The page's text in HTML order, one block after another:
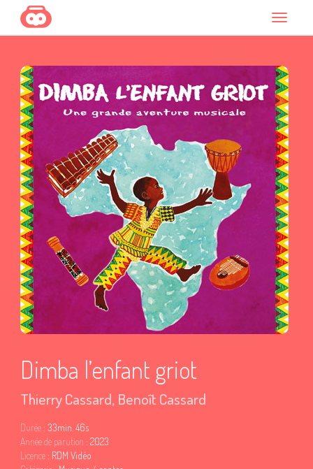
Dimba l’enfant griot
Thierry Cassard, Benoît Cassard
Durée : 33min. 46s
Année de parution : 2023
Licence : RDM Vidéo